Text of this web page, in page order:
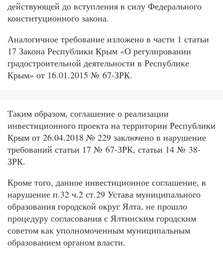
действующей до вступления в силу Федерального
конституционного закона.
Аналогичное требование изложено в части 1 статьи
17 Закона Республики Крым «О регулировании
градостроительной деятельности в Республике
Крым» от 16.01.2015 № 67-ЗРК.
Таким образом, соглашение о реализации
инвестиционного проекта на территории Республики
Крым от 26.04.2018 № 229 заключено в нарушение
требований статьи 17 № 67-ЗРК, статьи 14 № 38-
ЗРК.
Кроме того, данное инвестиционное соглашение, в
нарушение п.32 ч.2 ст.29 Устава муниципального
образования городской округ Ялта, не прошло
процедуру согласования с Ялтинским городским
советом как уполномоченным муниципальным
образованием органом власти.